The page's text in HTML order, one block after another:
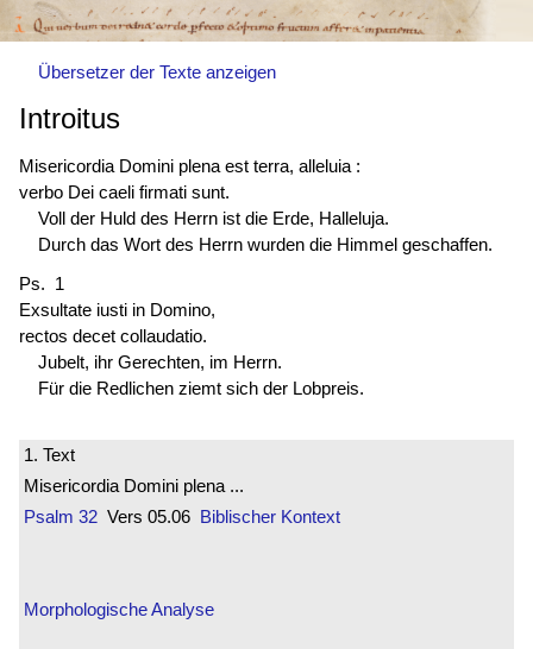
Übersetzer der Texte anzeigen
Introitus
Misericordia Domini plena est terra, alleluia :
verbo Dei caeli firmati sunt.
Voll der Huld des Herrn ist die Erde, Halleluja.
Durch das Wort des Herrn wurden die Himmel geschaffen.
Ps. 1
Exsultate iusti in Domino,
rectos decet collaudatio.
Jubelt, ihr Gerechten, im Herrn.
Für die Redlichen ziemt sich der Lobpreis.
1. Text
Misericordia Domini plena ...
Psalm 32 Vers 05.06 Biblischer Kontext
Morphologische Analyse